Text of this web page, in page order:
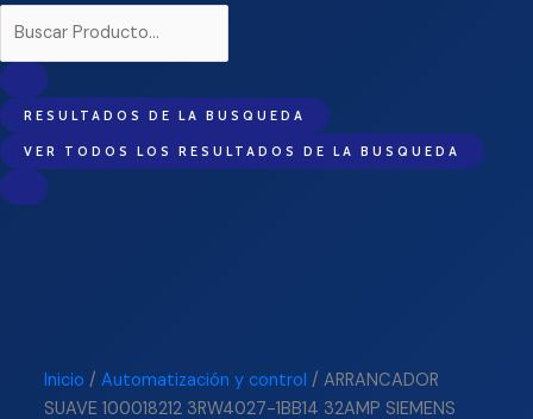
RESULTADOS DE LA BUSQUEDA
VER TODOS LOS RESULTADOS DE LA BUSQUEDA
Inicio /Automatización y control / ARRANCADOR
SUAVE 100018212 3RW4027-1BB14 32AMP SIEMENS